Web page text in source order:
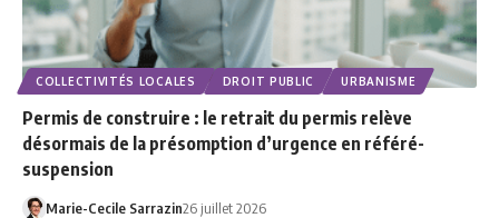
COLLECTIVITÉS LOCALES DROIT PUBLIC URBANISME
Permis de construire : le retrait du permis relève
désormais de la présomption d’urgence en référé-
suspension
Marie-Cecile Sarrazin26 juillet 2026